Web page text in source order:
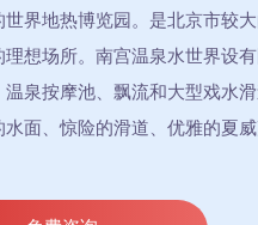
界地热博览园。是北京市较
想场所。南宫温泉水世界设
泉按摩池、飘流和大型戏水
面、惊险的滑道、优雅的夏威